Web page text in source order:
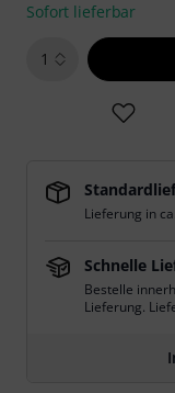
Sofort lieferbar
1
Lieferung in
Schnelle
Bestelle
Lieferung.